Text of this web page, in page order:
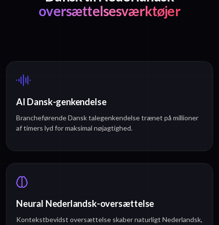
oversættelsesværktøjer
AI Dansk-genkendelse
Brancheførende Dansk talegenkendelse trænet på millioner
af timers lyd for maksimal nøjagtighed.
Neural Nederlandsk-oversættelse
Kontekstbevidst oversættelse skaber naturligt Nederlandsk,